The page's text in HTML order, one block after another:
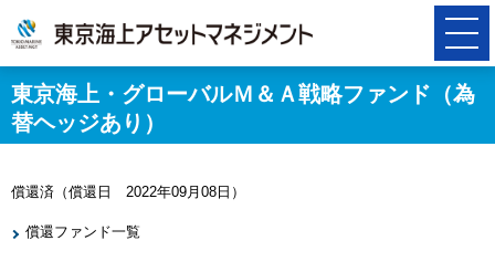
東京海上・グローバルＭ＆Ａ戦略ファンド（為
替ヘッジあり）
償還済（償還日 2022年09月08日）
償還ファンド一覧